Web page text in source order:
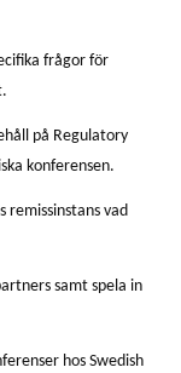
frågor för
på Regulatory
konferensen.
remissinstans vad
samt spela in
hos Swedish